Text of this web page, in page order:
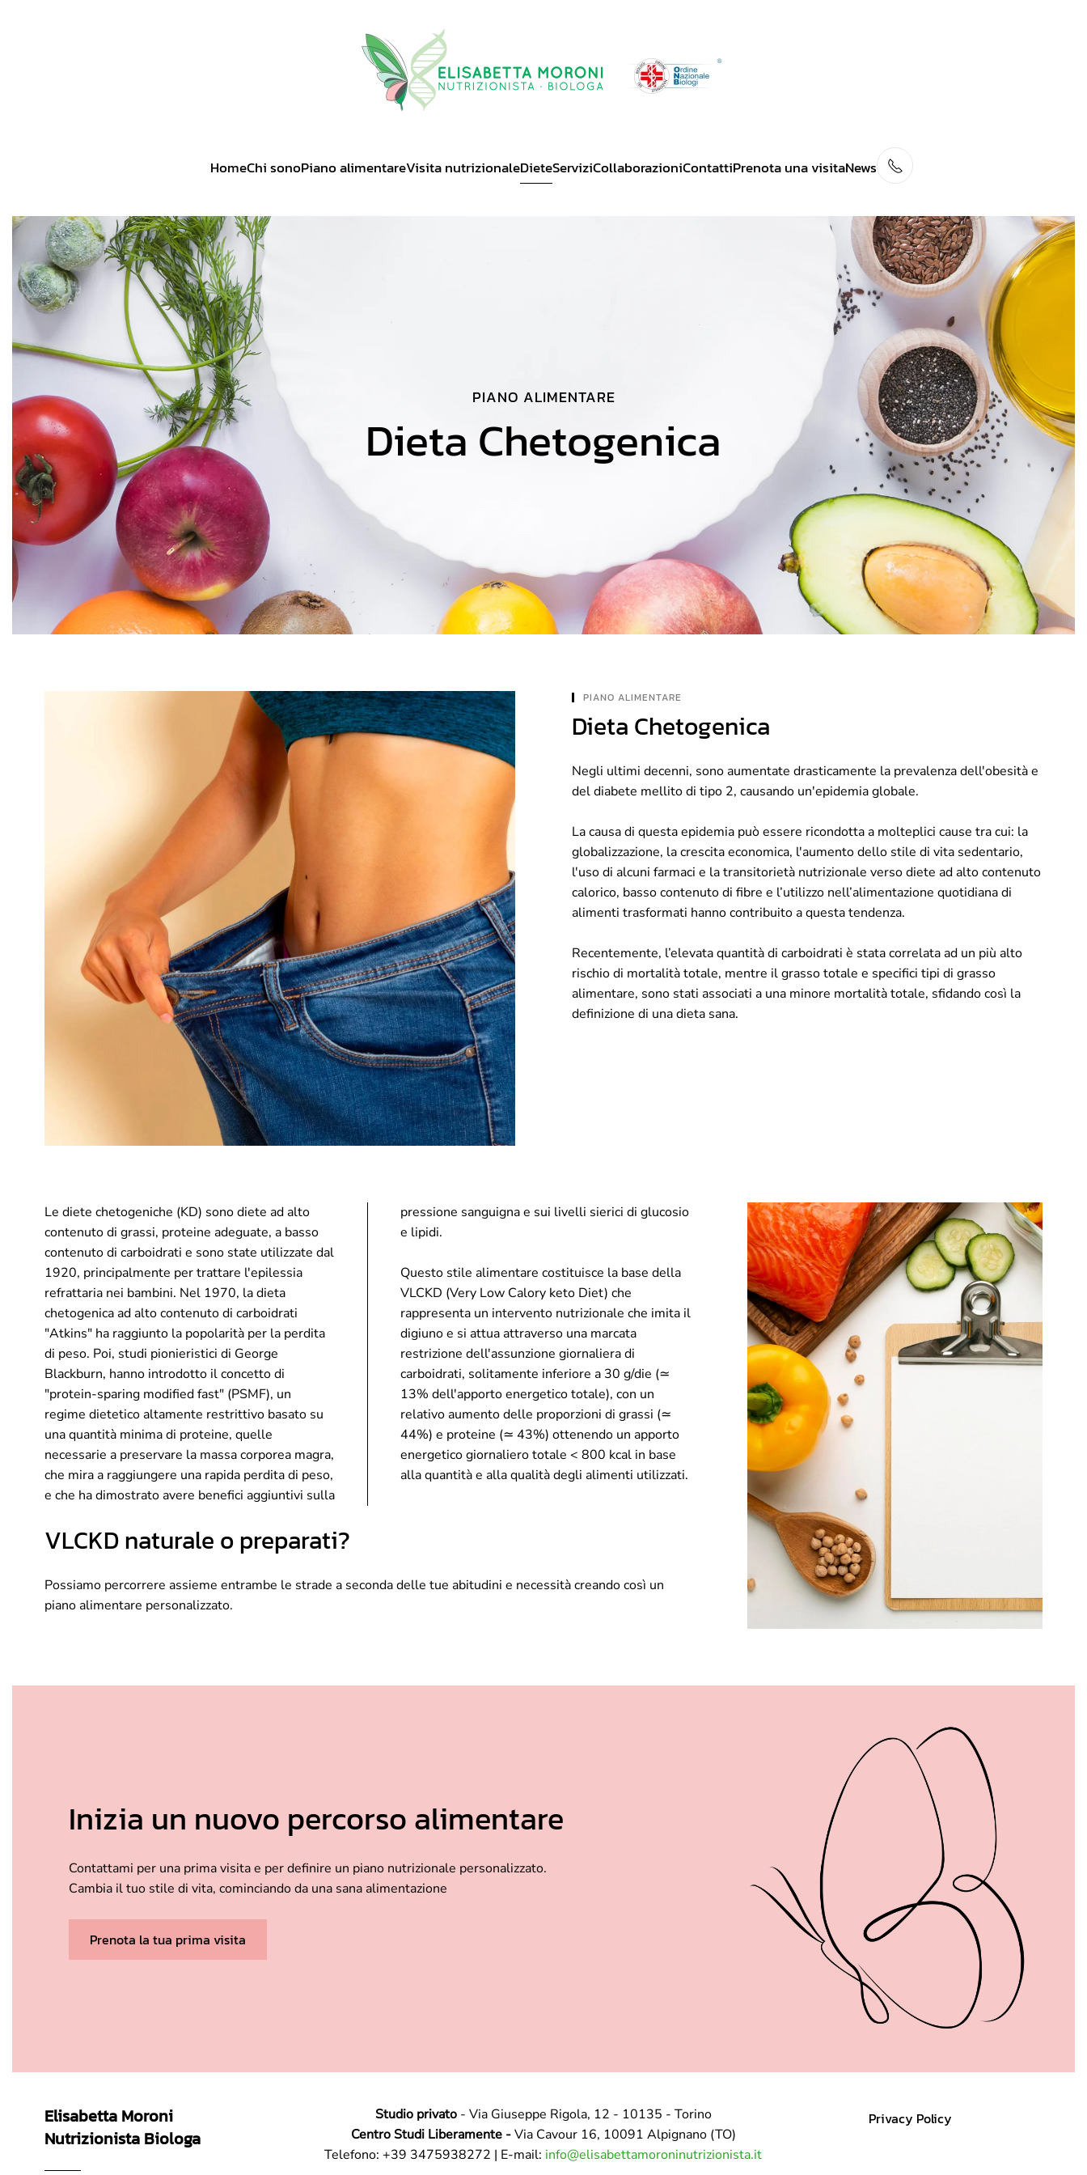
HomeChi sonoPiano alimentareVisita nutrizionaleDieteServiziCollaborazioniContattiPrenota una visitaNews
PIANO ALIMENTARE
Dieta Chetogenica
PIANO ALIMENTARE
Dieta Chetogenica
Negli ultimi decenni, sono aumentate drasticamente la prevalenza dell'obesità e
del diabete mellito di tipo 2, causando un'epidemia globale.
La causa di questa epidemia può essere ricondotta a molteplici cause tra cui: la
globalizzazione, la crescita economica, l'aumento dello stile di vita sedentario,
l'uso di alcuni farmaci e la transitorietà nutrizionale verso diete ad alto contenuto
calorico, basso contenuto di fibre e l’utilizzo nell’alimentazione quotidiana di
alimenti trasformati hanno contribuito a questa tendenza.
Recentemente, l’elevata quantità di carboidrati è stata correlata ad un più alto
rischio di mortalità totale, mentre il grasso totale e specifici tipi di grasso
alimentare, sono stati associati a una minore mortalità totale, sfidando così la
definizione di una dieta sana.
Le diete chetogeniche (KD) sono diete ad alto
contenuto di grassi, proteine adeguate, a basso
contenuto di carboidrati e sono state utilizzate dal
1920, principalmente per trattare l'epilessia
refrattaria nei bambini. Nel 1970, la dieta
chetogenica ad alto contenuto di carboidrati
"Atkins" ha raggiunto la popolarità per la perdita
di peso. Poi, studi pionieristici di George
Blackburn, hanno introdotto il concetto di
"protein-sparing modified fast" (PSMF), un
regime dietetico altamente restrittivo basato su
una quantità minima di proteine, quelle
necessarie a preservare la massa corporea magra,
che mira a raggiungere una rapida perdita di peso,
e che ha dimostrato avere benefici aggiuntivi sulla
pressione sanguigna e sui livelli sierici di glucosio
e lipidi.
Questo stile alimentare costituisce la base della
VLCKD (Very Low Calory keto Diet) che
rappresenta un intervento nutrizionale che imita il
digiuno e si attua attraverso una marcata
restrizione dell'assunzione giornaliera di
carboidrati, solitamente inferiore a 30 g/die (≃
13% dell'apporto energetico totale), con un
relativo aumento delle proporzioni di grassi (≃
44%) e proteine (≃ 43%) ottenendo un apporto
energetico giornaliero totale < 800 kcal in base
alla quantità e alla qualità degli alimenti utilizzati.
VLCKD naturale o preparati?
Possiamo percorrere assieme entrambe le strade a seconda delle tue abitudini e necessità creando così un
piano alimentare personalizzato.
Inizia un nuovo percorso alimentare
Contattami per una prima visita e per definire un piano nutrizionale personalizzato.
Cambia il tuo stile di vita, cominciando da una sana alimentazione
Prenota la tua prima visita
Elisabetta Moroni
Nutrizionista Biologa
Studio privato- Via Giuseppe Rigola, 12 - 10135 - Torino
Centro Studi Liberamente -Via Cavour 16, 10091 Alpignano (TO)
Telefono: +39 3475938272 | E-mail: info@elisabettamoroninutrizionista.it
Privacy Policy